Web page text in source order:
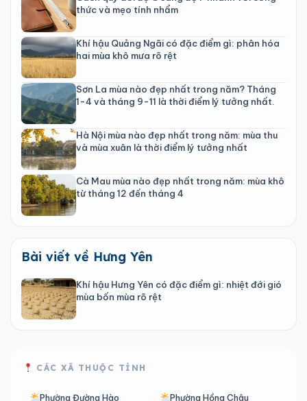
thức và mẹo tính nhẩm
Khí hậu Quảng Ngãi có đặc điểm gì: phân hóa
hai mùa khô mưa rõ rệt
Sơn La mùa nào đẹp nhất trong năm? Tháng
1-4 và tháng 9-11 là thời điểm lý tưởng nhất.
Hà Nội mùa nào đẹp nhất trong năm: mùa thu
và mùa xuân là thời điểm lý tưởng nhất
Cà Mau mùa nào đẹp nhất trong năm: mùa khô
từ tháng 12 đến tháng 4
Bài viết về Hưng Yên
Khí hậu Hưng Yên có đặc điểm gì: nhiệt đới gió
mùa bốn mùa rõ rệt
CÁC XÃ THUỘC TỈNH
Phường Đường Hào Phường Hồng Châu